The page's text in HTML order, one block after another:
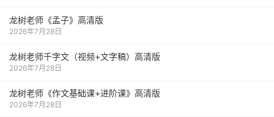
龙树老师《孟子》高清版
2026年7月28日
龙树老师千字文（视频+文字稿）高清版
2026年7月28日
龙树老师《作文基础课+进阶课》高清版
2026年7月28日